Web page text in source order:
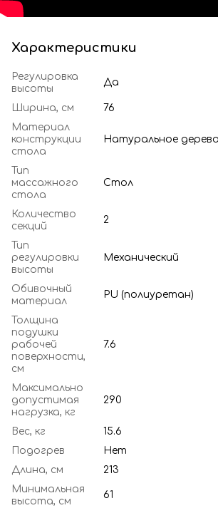
Характеристики
Регулировка
высоты
Да
Ширина, см
76
Материал
конструкции
стола
Натуральное дерево
Тип
массажного
стола
Стол
Количество
секций
2
Тип
регулировки
высоты
Механический
Обивочный
материал
PU (полиуретан)
Толщина
подушки
рабочей
поверхности,
см
7.6
Максимально
допустимая
нагрузка, кг
290
Вес, кг
15.6
Подогрев
Нет
Длина, см
213
Минимальная
высота, см
61